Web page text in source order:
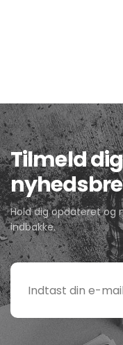
Tilmeld
Hold dig opdateret og
indbakke.
Indtast